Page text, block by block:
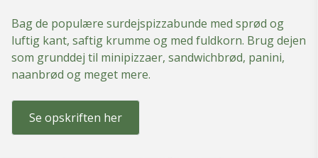
Bag de populære surdejspizzabunde med sprød og
luftig kant, saftig krumme og med fuldkorn. Brug dejen
som grunddej til minipizzaer, sandwichbrød, panini,
naanbrød og meget mere.
Se opskriften her